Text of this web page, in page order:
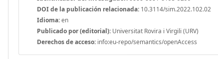
DOI de la publicación relacionada: 10.3114/sim.2022.102.02
Idioma:en
Publicado por (editorial): Universitat Rovira i Virgili (URV)
Derechos de acceso: info:eu-repo/semantics/openAccess